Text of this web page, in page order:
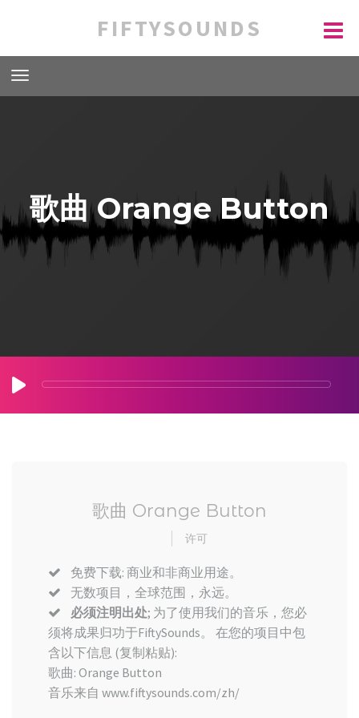
FIFTYSOUNDS
歌曲 Orange Button
歌曲 Orange Button
许可
免费下载: 商业和非商业用途。
无数项目，全球范围，永远。
必须注明出处; 为了使用我们的音乐，您必
须将成果归功于FiftySounds。 在您的项目中包
含以下信息 (复制粘贴):
歌曲: Orange Button
音乐来自 www.fiftysounds.com/zh/